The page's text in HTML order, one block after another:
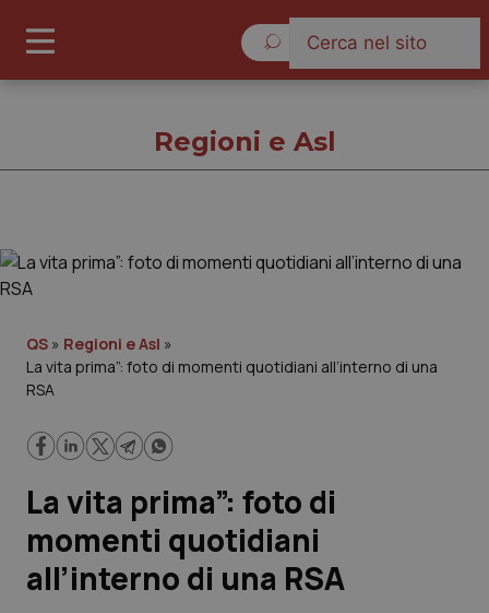
Governo e Parlamento
Regioni e Asl
Lavoro e Professioni
Scienza e Farmaci
Studi e Analisi
Regioni e Asl
QS » Regioni e Asl »
La vita prima”: foto di momenti quotidiani all’interno di una
RSA
La vita prima”: foto di
momenti quotidiani
all’interno di una RSA